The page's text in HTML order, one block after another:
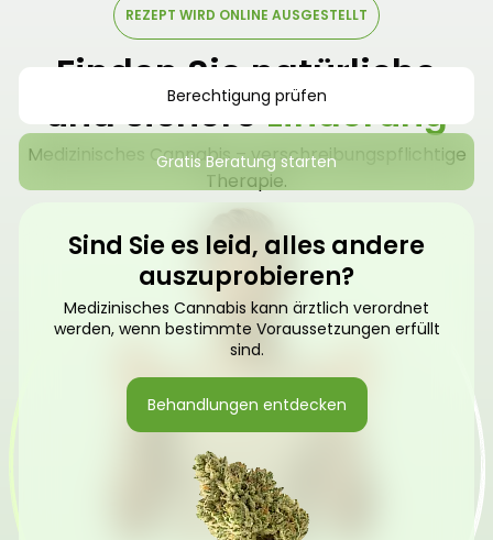
REZEPT WIRD ONLINE AUSGESTELLT
Finden Sie natürliche
und sichereLinderung
Medizinisches Cannabis – verschreibungspflichtige
Therapie.
Berechtigung prüfen
Gratis Beratung starten
Sind Sie es leid, alles andere
auszuprobieren?
Medizinisches Cannabis kann ärztlich verordnet
werden, wenn bestimmte Voraussetzungen erfüllt
sind.
Behandlungen entdecken